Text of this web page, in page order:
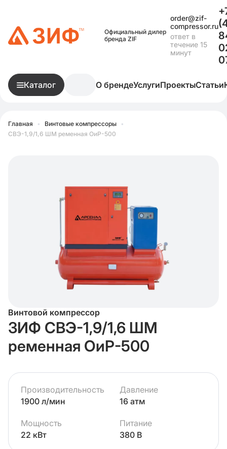
Официальный дилер
бренда ZIF
order@zif-
compressor.ru
ответ в
течение 15
минут
Каталог О брендеУслугиПроектыСтатьи
Главная • Винтовые компрессоры
•
СВЭ-1,9/1,6 ШМ ременная ОиР-500
Винтовой компрессор
ЗИФ СВЭ-1,9/1,6 ШМ
ременная ОиР-500
Производительность
1900 л/мин
Давление
16 атм
Мощность
22 кВт
Питание
380 В